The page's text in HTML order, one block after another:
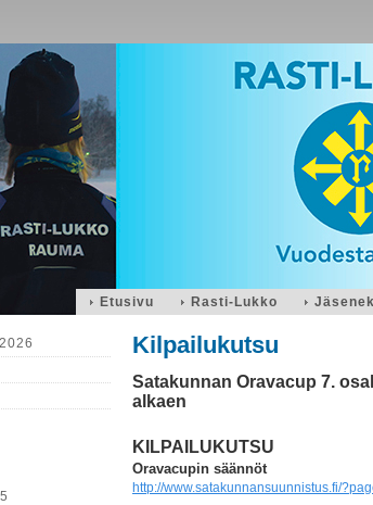
Etusivu Rasti-Lukko
Kilpailukutsu
Satakunnan Oravacup 7.
alkaen
KILPAILUKUTSU
Oravacupin säännöt
http://www.satakunnansuunnistus.fi/